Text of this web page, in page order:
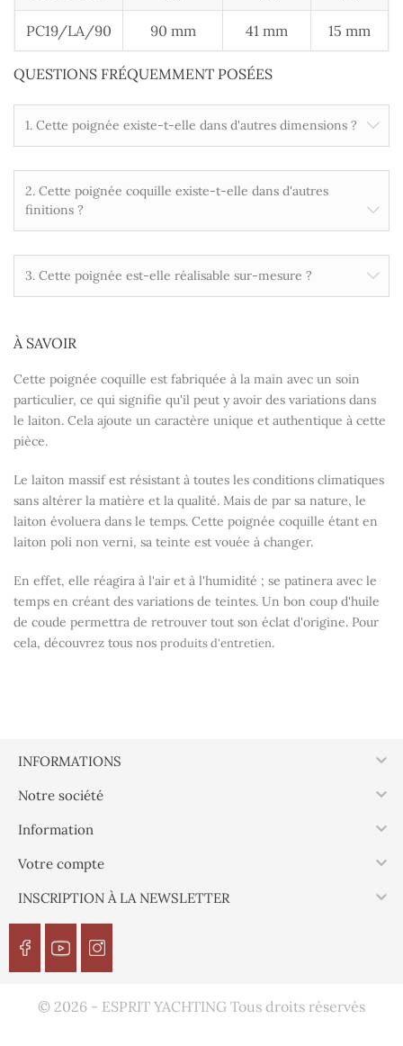
PC19/LA/90 90 mm 41 mm 15 mm
QUESTIONS FRÉQUEMMENT POSÉES
1. Cette poignée existe-t-elle dans d'autres dimensions ?
2. Cette poignée coquille existe-t-elle dans d'autres
finitions ?
3. Cette poignée est-elle réalisable sur-mesure ?
À SAVOIR
Cette poignée coquille est fabriquée à la main avec un soin
particulier, ce qui signifie qu'il peut y avoir des variations dans
le laiton. Cela ajoute un caractère unique et authentique à cette
pièce.
Le laiton massif est résistant à toutes les conditions climatiques
sans altérer la matière et la qualité. Mais de par sa nature, le
laiton évoluera dans le temps. Cette poignée coquille étant en
laiton poli non verni, sa teinte est vouée à changer.
En effet, elle réagira à l'air et à l'humidité ; se patinera avec le
temps en créant des variations de teintes. Un bon coup d'huile
de coude permettra de retrouver tout son éclat d'origine. Pour
cela, découvrez tous nos produits d'entretien.
INFORMATIONS 
Notre société 
Information 
Votre compte 
INSCRIPTION À LA NEWSLETTER 
© 2026 - ESPRIT YACHTING Tous droits réservés